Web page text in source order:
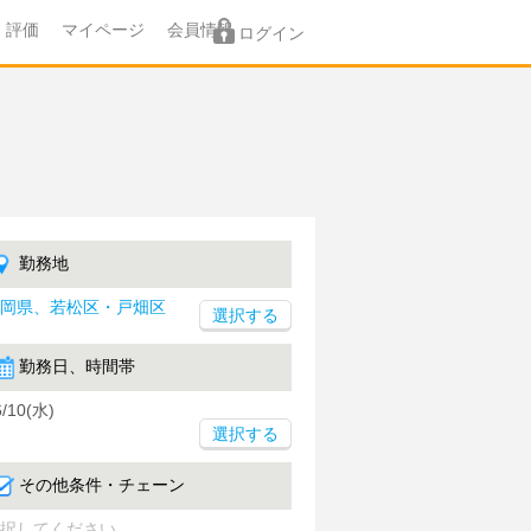
評価 マイページ 会員情報 ログイン
勤務地
県、若松区・戸畑区
勤務日、時間帯
10(水)
選択する
その他条件・チェーン